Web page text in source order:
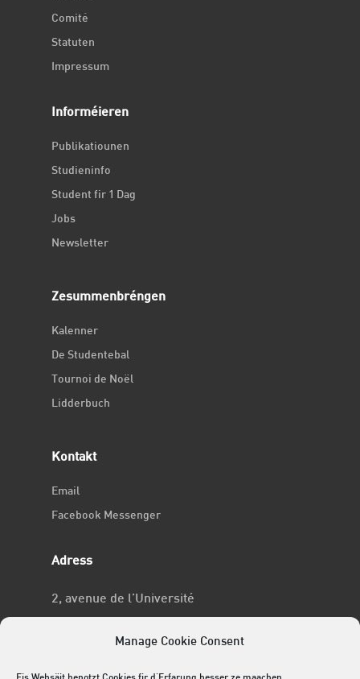
Manage Cookie Consent
Comité
Statuten
Impressum
Informéieren
Publikatiounen
Studieninfo
Student fir 1 Dag
Jobs
Newsletter
Zesummenbréngen
Kalenner
De Studentebal
Tournoi de Noël
Lidderbuch
Kontakt
Email
Facebook Messenger
Adress
2, avenue de l’Université
No RCSL